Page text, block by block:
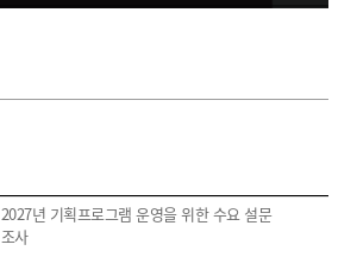
2027년 기획프로그램 운영을 위한 수요 설문
조사